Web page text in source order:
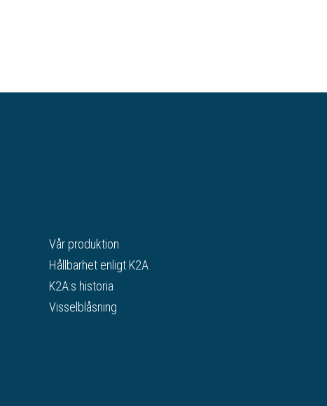
Vår produktion
Hållbarhet enligt K2A
K2A:s historia
Visselblåsning